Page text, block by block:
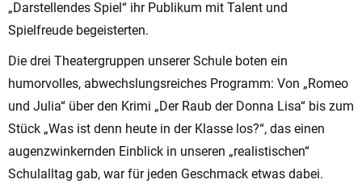
„Darstellendes Spiel“ ihr Publikum mit Talent und
Spielfreude begeisterten.
Die drei Theatergruppen unserer Schule boten ein
humorvolles, abwechslungsreiches Programm: Von „Romeo
und Julia“ über den Krimi „Der Raub der Donna Lisa“ bis zum
Stück „Was ist denn heute in der Klasse los?“, das einen
augenzwinkernden Einblick in unseren „realistischen“
Schulalltag gab, war für jeden Geschmack etwas dabei.